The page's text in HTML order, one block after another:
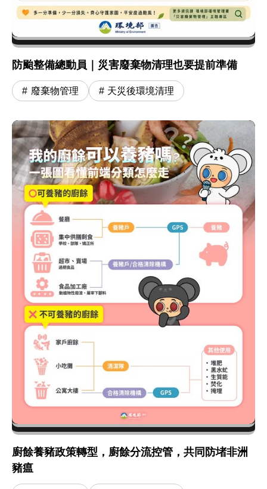
防颱整備總動員｜災害廢棄物清理也要提前準備
廢棄物管理 天災後環境清理
廚餘養豬政策轉型，廚餘分流控管，共同防堵非洲
豬瘟